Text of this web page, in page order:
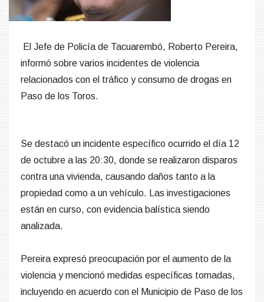
El Jefe de Policía de Tacuarembó, Roberto Pereira,
informó sobre varios incidentes de violencia
relacionados con el tráfico y consumo de drogas en
Paso de los Toros.
Se destacó un incidente específico ocurrido el día 12
de octubre a las 20:30, donde se realizaron disparos
contra una vivienda, causando daños tanto a la
propiedad como a un vehículo. Las investigaciones
están en curso, con evidencia balística siendo
analizada.
Pereira expresó preocupación por el aumento de la
violencia y mencionó medidas específicas tomadas,
incluyendo en acuerdo con el Municipio de Paso de los